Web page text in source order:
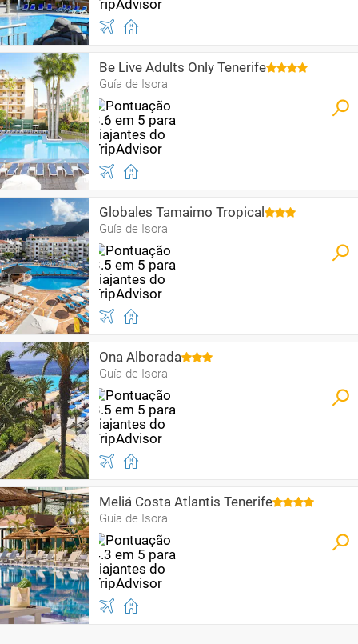
Be Live Adults Only Tenerife
Guía de Isora
Globales Tamaimo Tropical
Guía de Isora
Ona Alborada
Guía de Isora
Meliá Costa Atlantis Tenerife
Guía de Isora